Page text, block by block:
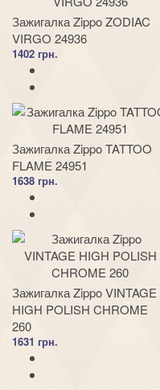
Зажигалка Zippo ZODIAC
VIRGO 24936
1402 грн.
Зажигалка Zippo TATTOO
FLAME 24951
1638 грн.
Зажигалка Zippo VINTAGE
HIGH POLISH CHROME
260
1631 грн.